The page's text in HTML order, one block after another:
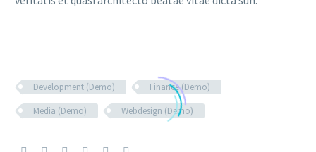
Development (Demo)
Finance (Demo)
Media (Demo)
Webdesign (Demo)